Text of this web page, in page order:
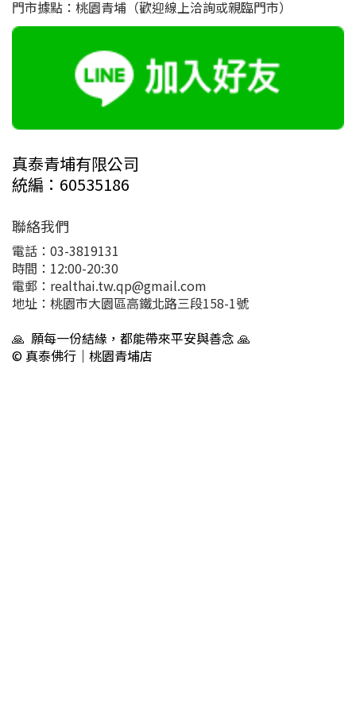
門市據點：桃園青埔（歡迎線上洽詢或親臨門市）
真泰青埔有限公司
統編：60535186
聯絡我們
電話：03-3819131
時間：12:00-20:30
電郵：realthai.tw.qp@gmail.com
地址：桃園市大園區高鐵北路三段158-1號
🙏 願每一份結緣，都能帶來平安與善念 🙏
© 真泰佛行｜桃園青埔店